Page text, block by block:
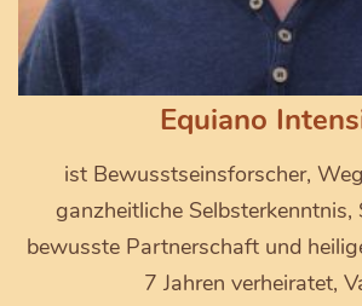
Equiano
ist Bewusstseinsforscher,
ganzheitliche Selbsterkenntnis,
bewusste Partnerschaft und
7 Jahren verheiratet,